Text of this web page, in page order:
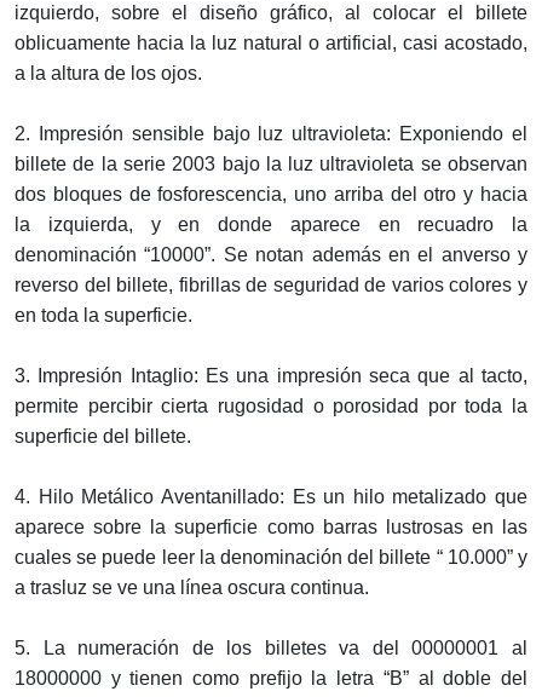
izquierdo, sobre el diseño gráfico, al colocar el billete
oblicuamente hacia la luz natural o artificial, casi acostado,
a la altura de los ojos.
2. Impresión sensible bajo luz ultravioleta: Exponiendo el
billete de la serie 2003 bajo la luz ultravioleta se observan
dos bloques de fosforescencia, uno arriba del otro y hacia
la izquierda, y en donde aparece en recuadro la
denominación “10000”. Se notan además en el anverso y
reverso del billete, fibrillas de seguridad de varios colores y
en toda la superficie.
3. Impresión Intaglio: Es una impresión seca que al tacto,
permite percibir cierta rugosidad o porosidad por toda la
superficie del billete.
4. Hilo Metálico Aventanillado: Es un hilo metalizado que
aparece sobre la superficie como barras lustrosas en las
cuales se puede leer la denominación del billete “ 10.000” y
a trasluz se ve una línea oscura continua.
5. La numeración de los billetes va del 00000001 al
18000000 y tienen como prefijo la letra “B” al doble del